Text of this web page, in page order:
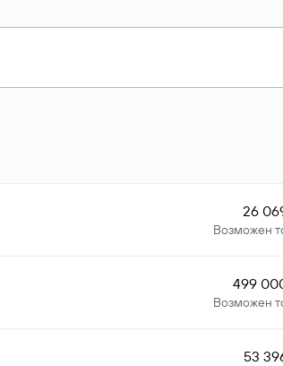
26
Возможен
499
Возможен
53